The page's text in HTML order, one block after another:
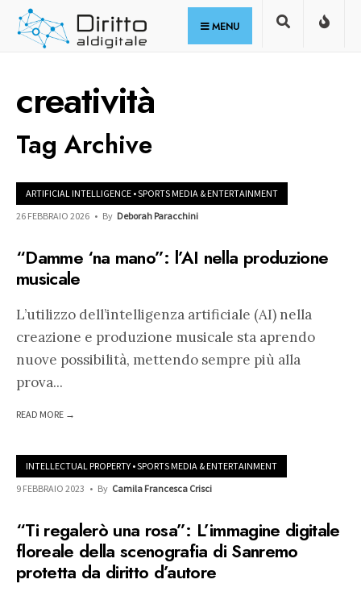
Skip
MENU
creatività
Tag Archive
ARTIFICIAL INTELLIGENCE •SPORTS MEDIA & ENTERTAINMENT
26 FEBBRAIO 2026 • By Deborah Paracchini
“Damme ‘na mano”: l’AI nella produzione
musicale
L’utilizzo dell’intelligenza artificiale (AI) nella
creazione e produzione musicale sta aprendo
nuove possibilità, mettendo sempre più alla
prova...
READ MORE →
INTELLECTUAL PROPERTY •SPORTS MEDIA & ENTERTAINMENT
9 FEBBRAIO 2023 • By Camila Francesca Crisci
“Ti regalerò una rosa”: L’immagine digitale
floreale della scenografia di Sanremo
protetta da diritto d’autore